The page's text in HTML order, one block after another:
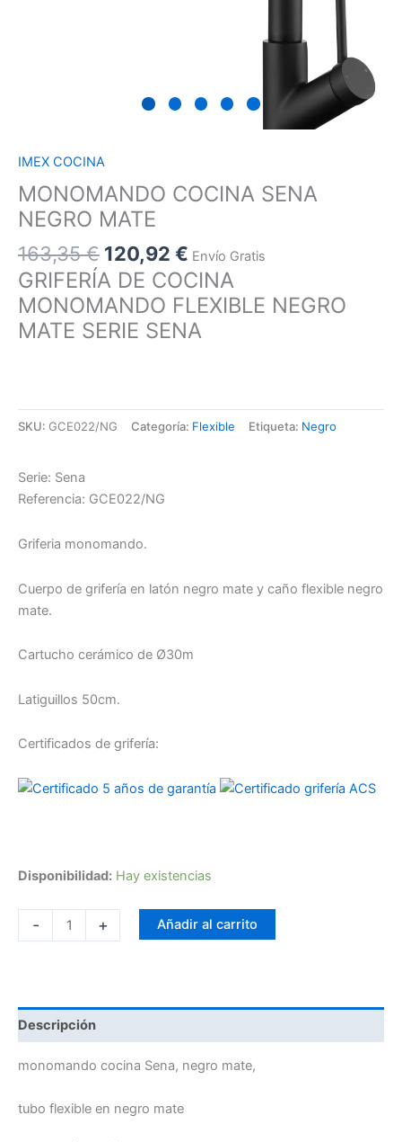
IMEX COCINA
MONOMANDO COCINA SENA
NEGRO MATE
163,35€ 120,92 € Envío Gratis
GRIFERÍA DE COCINA
MONOMANDO FLEXIBLE NEGRO
MATE SERIE SENA
SKU: GCE022/NG Categoría: Flexible Etiqueta: Negro
Serie: Sena
Referencia: GCE022/NG
Griferia monomando.
Cuerpo de grifería en latón negro mate y caño flexible negro
mate.
Cartucho cerámico de Ø30m
Latiguillos 50cm.
Certificados de grifería:
Disponibilidad: Hay existencias
- + Añadir al carrito
Descripción
monomando cocina Sena, negro mate,
tubo flexible en negro mate